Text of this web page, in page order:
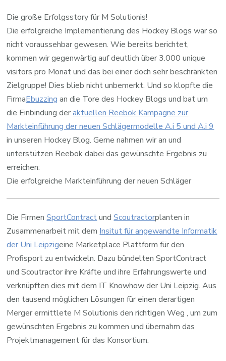
Die große Erfolgsstory für M Solutionis!
Die erfolgreiche Implementierung des Hockey Blogs war so
nicht voraussehbar gewesen. Wie bereits berichtet,
kommen wir gegenwärtig auf deutlich über 3.000 unique
visitors pro Monat und das bei einer doch sehr beschränkten
Zielgruppe! Dies blieb nicht unbemerkt. Und so klopfte die
FirmaEbuzzing an die Tore des Hockey Blogs und bat um
die Einbindung deraktuellen Reebok Kampagne zur
Markteinführung der neuen Schlägermodelle A.i 5 und A.i 9
in unseren Hockey Blog. Gerne nahmen wir an und
unterstützen Reebok dabei das gewünschte Ergebnis zu
erreichen:
Die erfolgreiche Markteinführung der neuen Schläger
Die FirmenSportContractundScoutractorplanten in
Zusammenarbeit mit dem Insitut für angewandte Informatik
der Uni Leipzigeine Marketplace Plattform für den
Profisport zu entwickeln. Dazu bündelten SportContract
und Scoutractor ihre Kräfte und ihre Erfahrungswerte und
verknüpften dies mit dem IT Knowhow der Uni Leipzig. Aus
den tausend möglichen Lösungen für einen derartigen
Merger ermittlete M Solutionis den richtigen Weg , um zum
gewünschten Ergebnis zu kommen und übernahm das
Projektmanagement für das Konsortium.